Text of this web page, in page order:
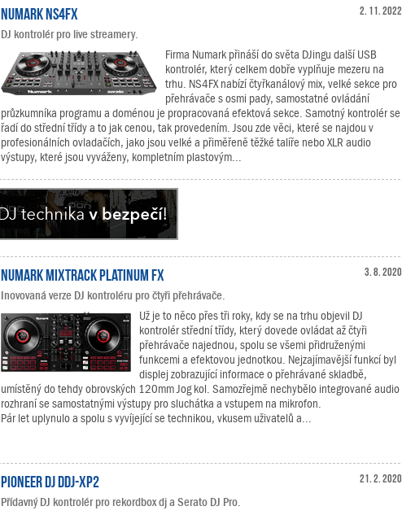
2. 11. 2022
Numark NS4FX
DJ kontrolér pro live streamery.
Firma Numark přináší do světa DJingu další USB
kontrolér, který celkem dobře vyplňuje mezeru na
trhu. NS4FX nabízí čtyřkanálový mix, velké sekce pro
přehrávače s osmi pady, samostatné ovládání
průzkumníka programu a doménou je propracovaná efektová sekce. Samotný kontrolér se
řadí do střední třídy a to jak cenou, tak provedením. Jsou zde věci, které se najdou v
profesionálních ovladačích, jako jsou velké a přiměřeně těžké talíře nebo XLR audio
výstupy, které jsou vyváženy, kompletním plastovým...
3. 8. 2020
Numark Mixtrack Platinum FX
Inovovaná verze DJ kontroléru pro čtyři přehrávače.
Už je to něco přes tři roky, kdy se na trhu objevil DJ
kontrolér střední třídy, který dovede ovládat až čtyři
přehrávače najednou, spolu se všemi přidruženými
funkcemi a efektovou jednotkou. Nejzajímavější funkcí byl
displej zobrazující informace o přehrávané skladbě,
umístěný do tehdy obrovských 120mm Jog kol. Samozřejmě nechybělo integrované audio
rozhraní se samostatnými výstupy pro sluchátka a vstupem na mikrofon.
Pár let uplynulo a spolu s vyvíjející se technikou, vkusem uživatelů a...
21. 2. 2020
Pioneer DJ DDJ-XP2
Přídavný DJ kontrolér pro rekordbox dj a Serato DJ Pro.